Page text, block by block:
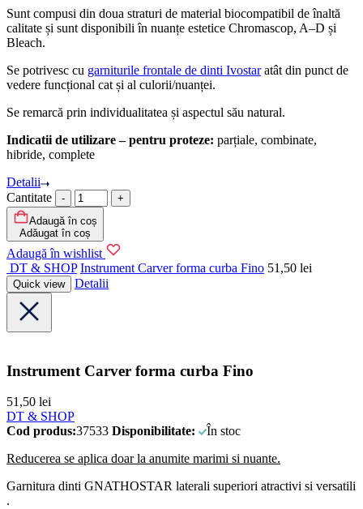
Sunt compusi din doua straturi de material biocompatibil de înaltă
calitate și sunt disponibili în nuanțe estetice Chromascop, A–D și
Bleach.
Se potrivesc cu garniturile frontale de dinti Ivostaratât din punct de
vedere funcțional cat și al culorii/nuanței.
Se remarcă prin individualitatea și aspectul său natural.
Indicatii de utilizare – pentru proteze: parțiale, combinate,
hibride, complete
Detalii
Cantitate
Adaugă în coș
Adăugat în coș
Adaugă în wishlist
DT & SHOP Instrument Carver forma curba Fino 51,50 lei
Quick view Detalii
Instrument Carver forma curba Fino
51,50 lei
DT & SHOP
Cod produs:37533 Disponibilitate:
În stoc
Reducerea se aplica doar la anumite marimi si nuante.
Garnitura dinti GNATHOSTAR laterali superiori atractivi si versatili
.